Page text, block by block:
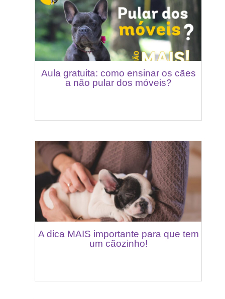
Aula gratuita: como ensinar os cães
a não pular dos móveis?
A dica MAIS importante para que tem
um cãozinho!